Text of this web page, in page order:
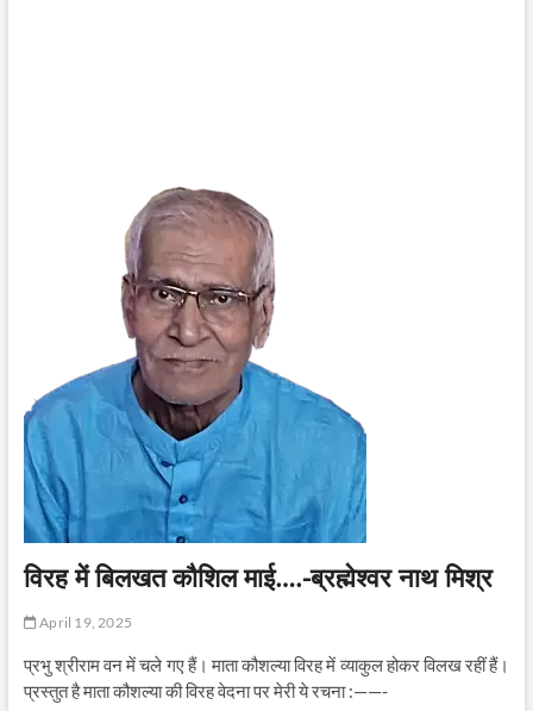
विरह में बिलखत कौशिल माई….-ब्रह्मेश्वर नाथ मिश्र
April 19, 2025
प्रभु श्रीराम वन में चले गए हैं। माता कौशल्या विरह में व्याकुल होकर विलख रहीं हैं।
प्रस्तुत है माता कौशल्या की विरह वेदना पर मेरी ये रचना :——-